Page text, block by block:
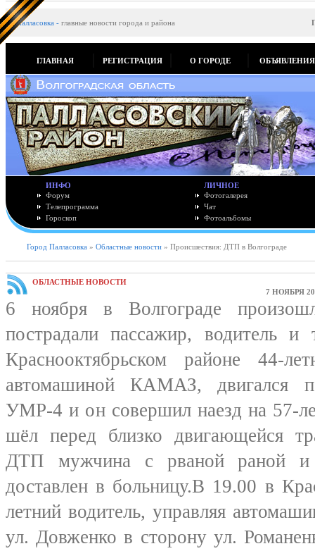
Палласовка - главные новости города и района
ГЛАВНАЯ РЕГИСТРАЦИЯ О ГОРОДЕ ОБЪЯВЛЕНИЯ
ИНФО
Форум
Телепрограмма
Гороскоп
ЛИЧНОЕ
Фотогалерея
Чат
Фотоальбомы
Город Палласовка » Областные новости » Происшествия: ДТП в Волгограде
ОБЛАСТНЫЕ НОВОСТИ
7 НОЯБРЯ
6 ноября в Волгограде
пострадали пассажир, водитель
Краснооктябрьском районе 44-
автомашиной КАМАЗ, двигался
УМР-4 и он совершил наезд на 57-
шёл перед близко двигающейся
ДТП мужчина с рваной раной и
доставлен в больницу.В 19.00 в
летний водитель, управляя
ул. Довженко в сторону ул.